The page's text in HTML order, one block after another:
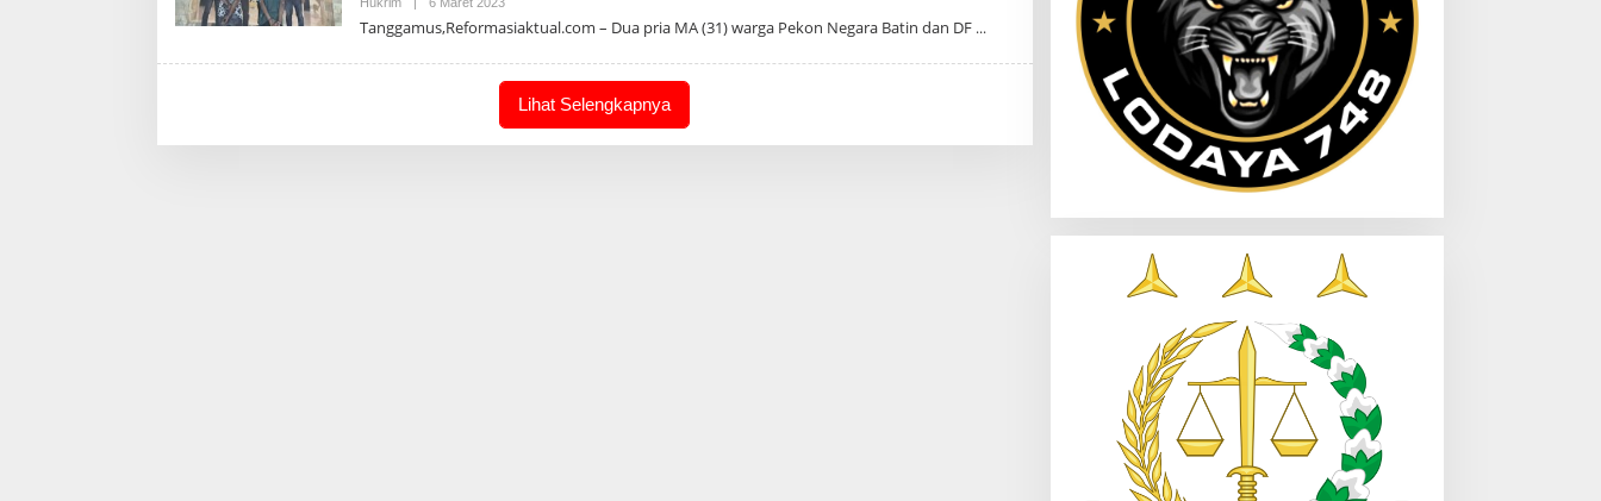
Tanggamus,Reformasiaktual.com – Dua pria MA (31) warga Pekon Negara Batin dan DF
Lihat Selengkapnya